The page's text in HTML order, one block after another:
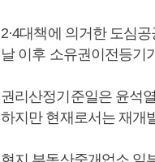
2·4대책에 의거한 도심
날 이후 소유권이전등기
권리산정기준일은 윤석
하지만 현재로서는 재개